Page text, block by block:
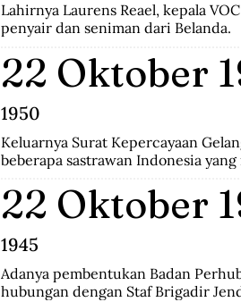
Lahirnya Laurens Reael, kepala
penyair dan seniman dari Belanda.
22 Oktober
1950
Keluarnya Surat Kepercayaan
beberapa sastrawan Indonesia
revolusi harus mempunyai nilai
dengan sifatnya sendiri.
22 Oktober
1945
Adanya pembentukan Badan
hubungan dengan Staf Brigadir